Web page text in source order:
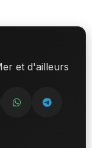
et d'ailleurs